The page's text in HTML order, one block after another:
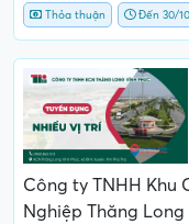
Thỏa thuận Đến 30/
Công ty TNHH Khu
Nghiệp Thăng Long